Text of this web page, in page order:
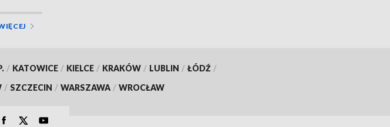
/ KATOWICE / KIELCE / KRAKÓW / LUBLIN / ŁÓDŹ /
/ SZCZECIN / WARSZAWA / WROCŁAW